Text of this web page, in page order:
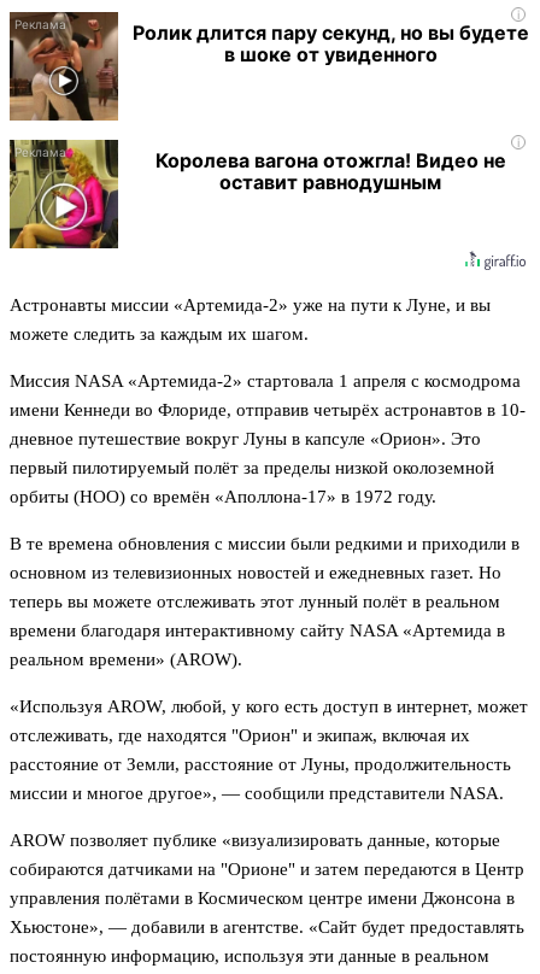
i
Ролик длится пару секунд, но вы будете
в шоке от увиденного
i
Королева вагона отожгла! Видео не
оставит равнодушным
Астронавты миссии «Артемида-2» уже на пути к Луне, и вы
можете следить за каждым их шагом.
Миссия NASA «Артемида-2» стартовала 1 апреля с космодрома
имени Кеннеди во Флориде, отправив четырёх астронавтов в 10-
дневное путешествие вокруг Луны в капсуле «Орион». Это
первый пилотируемый полёт за пределы низкой околоземной
орбиты (НОО) со времён «Аполлона-17» в 1972 году.
В те времена обновления с миссии были редкими и приходили в
основном из телевизионных новостей и ежедневных газет. Но
теперь вы можете отслеживать этот лунный полёт в реальном
времени благодаря интерактивному сайту NASA «Артемида в
реальном времени» (AROW).
«Используя AROW, любой, у кого есть доступ в интернет, может
отслеживать, где находятся "Орион" и экипаж, включая их
расстояние от Земли, расстояние от Луны, продолжительность
миссии и многое другое», — сообщили представители NASA.
AROW позволяет публике «визуализировать данные, которые
собираются датчиками на "Орионе" и затем передаются в Центр
управления полётами в Космическом центре имени Джонсона в
Хьюстоне», — добавили в агентстве. «Сайт будет предоставлять
постоянную информацию, используя эти данные в реальном